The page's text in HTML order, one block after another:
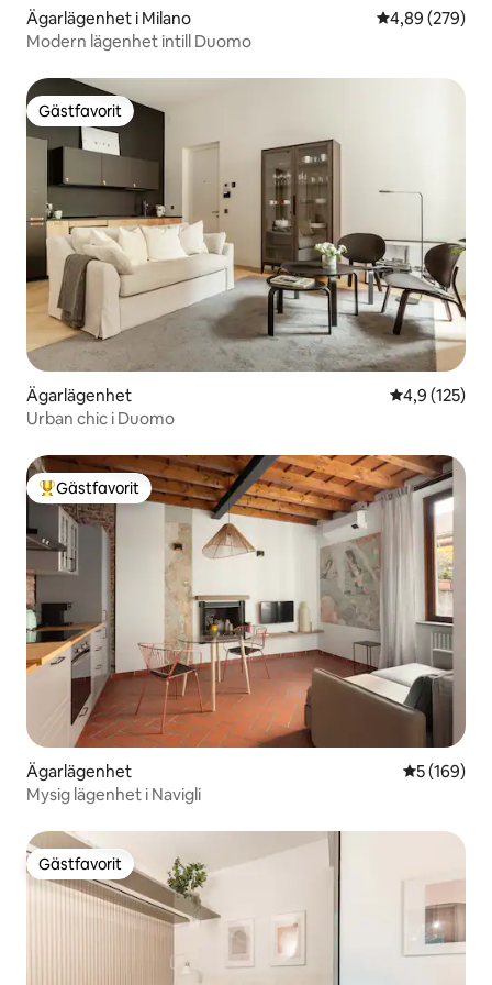
Ägarlägenhet i Milano 4,89 av 5 i
4,89 (279)
Modern lägenhet intill Duomo
Gästfavorit
Gästfavorit
Ägarlägenhet 4,9 av 5 i
4,9 (125)
Urban chic i Duomo
Populär gästfavorit
Gästfavorit
Ägarlägenhet 5 av 5 i
5 (169)
Mysig lägenhet i Navigli
Gästfavorit
Gästfavorit